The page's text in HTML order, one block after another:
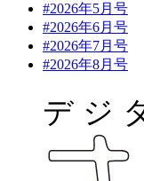
#2026年5月号
#2026年6月号
#2026年7月号
#2026年8月号